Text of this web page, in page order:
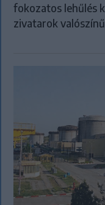
fokozatos lehűlés
zivatarok